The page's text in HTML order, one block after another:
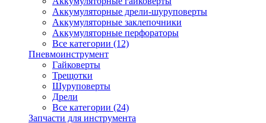
Аккумуляторные дрели-шуруповерты
Аккумуляторные заклепочники
Аккумуляторные перфораторы
Все категории (12)
Пневмоинструмент
Гайковерты
Трещотки
Шуруповерты
Дрели
Все категории (24)
Запчасти для инструмента